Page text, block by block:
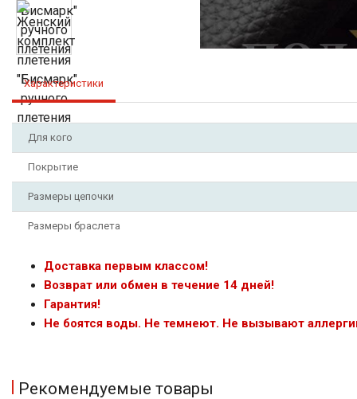
Характеристики
Для кого
Покрытие
Размеры цепочки
Размеры браслета
Доставка первым классом!
Возврат или обмен в течение 14 дней!
Гарантия!
Не боятся воды. Не темнеют. Не вызывают
Рекомендуемые товары